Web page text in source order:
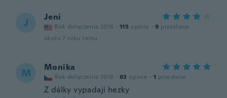
J Jeni
Rok dołączenia 2016 · 115 opinie · 9 przesłane
około 7 roku temu
M Monika
Rok dołączenia 2018 · 63 opinie · 1 przesłane
Z dálky vypadají hezky